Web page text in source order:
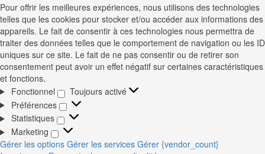
Pour offrir les meilleures expériences, nous utilisons des technologies
telles que les cookies pour stocker et/ou accéder aux informations des
appareils. Le fait de consentir à ces technologies nous permettra de
traiter des données telles que le comportement de navigation ou les ID
uniques sur ce site. Le fait de ne pas consentir ou de retirer son
consentement peut avoir un effet négatif sur certaines caractéristiques
et fonctions.
Fonctionnel
Fonctionnel
Toujours activé
Préférences
Préférences
Statistiques
Marketing
Gérer les options Gérer les services Gérer {vendor_count}